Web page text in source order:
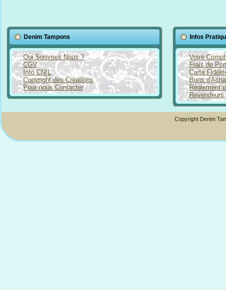
Denim Tampons
Qui Sommes Nous ?
CGV
Info CNIL
Copyright des Créations
Pour nous Contacter
Infos
Votre
Frais de
Carte
Bons
Règlement
Revendeurs
Copyright Denim